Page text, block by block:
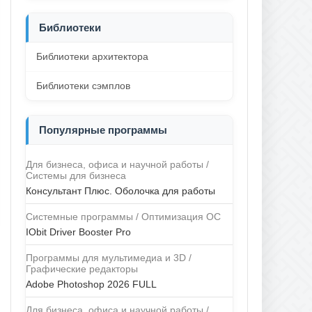
Библиотеки
Библиотеки архитектора
Библиотеки сэмплов
Популярные программы
Для бизнеса, офиса и научной работы /
Системы для бизнеса
Консультант Плюс. Оболочка для работы
Системные программы / Оптимизация ОС
IObit Driver Booster Pro
Программы для мультимедиа и 3D /
Графические редакторы
Adobe Photoshop 2026 FULL